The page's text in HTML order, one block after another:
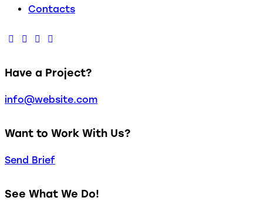
Contacts
Have a Project?
info@website.com
Want to Work With Us?
Send Brief
See What We Do!